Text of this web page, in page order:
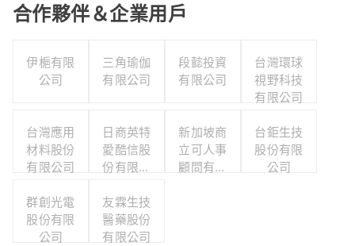
合作夥伴＆企業用戶
伊梔有限
公司
三角瑜伽
有限公司
段懿投資
有限公司
台灣環球
視野科技
有限公司
台灣應用
材料股份
有限公司
日商英特
愛酷信股
份有限公
公司
新加坡商
立可人事
顧問有限
台鉅生技
股份有限
公司
群創光電
股份有限
公司
友霖生技
醫藥股份
有限公司